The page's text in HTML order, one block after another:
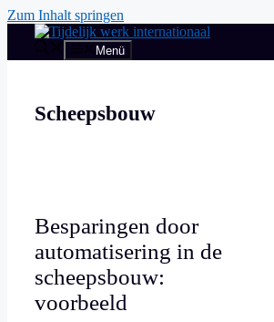
Zum Inhalt springen
Menü
Scheepsbouw
Besparingen door
automatisering in de
scheepsbouw:
voorbeeld